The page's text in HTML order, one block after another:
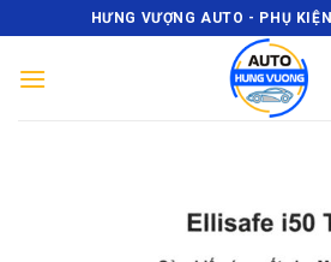
content
HƯNG VƯỢNG AUTO - PHỤ